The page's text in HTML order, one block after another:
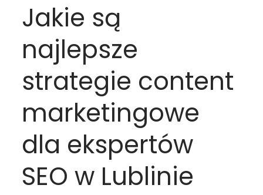
Jakie są
najlepsze
strategie content
marketingowe
dla ekspertów
SEO w Lublinie